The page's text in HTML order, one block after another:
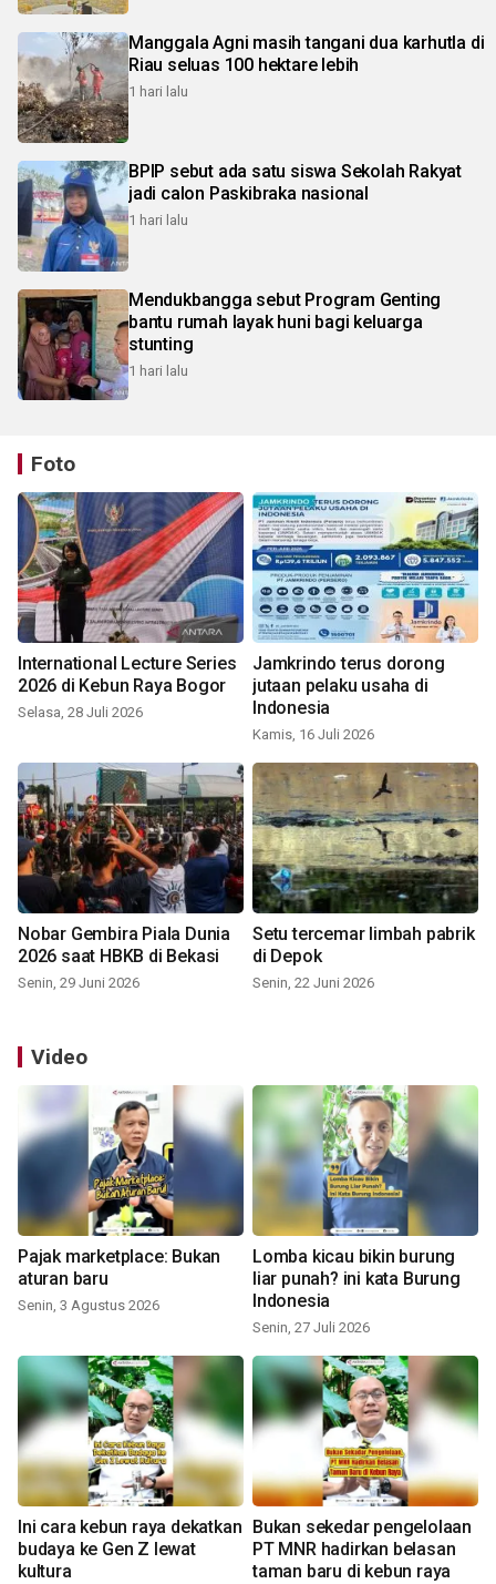
Manggala Agni masih tangani dua karhutla di
Riau seluas 100 hektare lebih
1 hari lalu
BPIP sebut ada satu siswa Sekolah Rakyat
jadi calon Paskibraka nasional
1 hari lalu
Mendukbangga sebut Program Genting
bantu rumah layak huni bagi keluarga
stunting
1 hari lalu
Foto
International Lecture Series
2026 di Kebun Raya Bogor
Selasa, 28 Juli 2026
Jamkrindo terus dorong
jutaan pelaku usaha di
Indonesia
Kamis, 16 Juli 2026
Nobar Gembira Piala Dunia
2026 saat HBKB di Bekasi
Senin, 29 Juni 2026
Setu tercemar limbah pabrik
di Depok
Senin, 22 Juni 2026
Video
Pajak marketplace: Bukan
aturan baru
Senin, 3 Agustus 2026
Lomba kicau bikin burung
liar punah? ini kata Burung
Indonesia
Senin, 27 Juli 2026
Ini cara kebun raya dekatkan
budaya ke Gen Z lewat
kultura
Bukan sekedar pengelolaan
PT MNR hadirkan belasan
taman baru di kebun raya